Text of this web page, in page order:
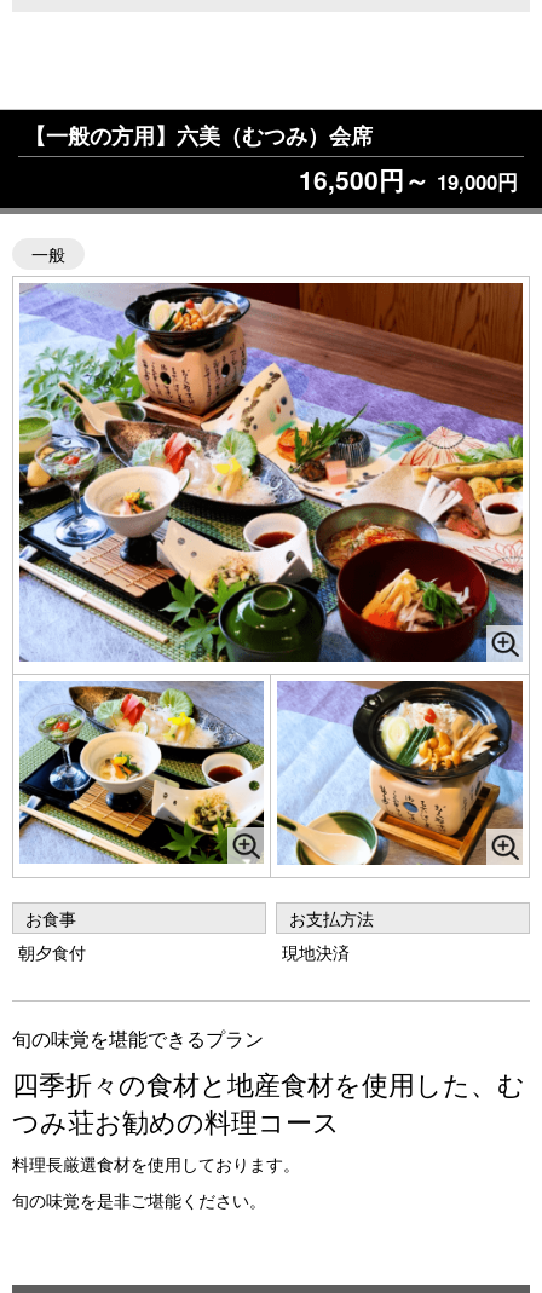
【一般の方用】六美（むつみ）会席
16,500円～ 19,000円
一般
お食事
朝夕食付
お支払方法
現地決済
旬の味覚を堪能できるプラン
四季折々の食材と地産食材を使用した、む
つみ荘お勧めの料理コース
料理長厳選食材を使用しております。
旬の味覚を是非ご堪能ください。